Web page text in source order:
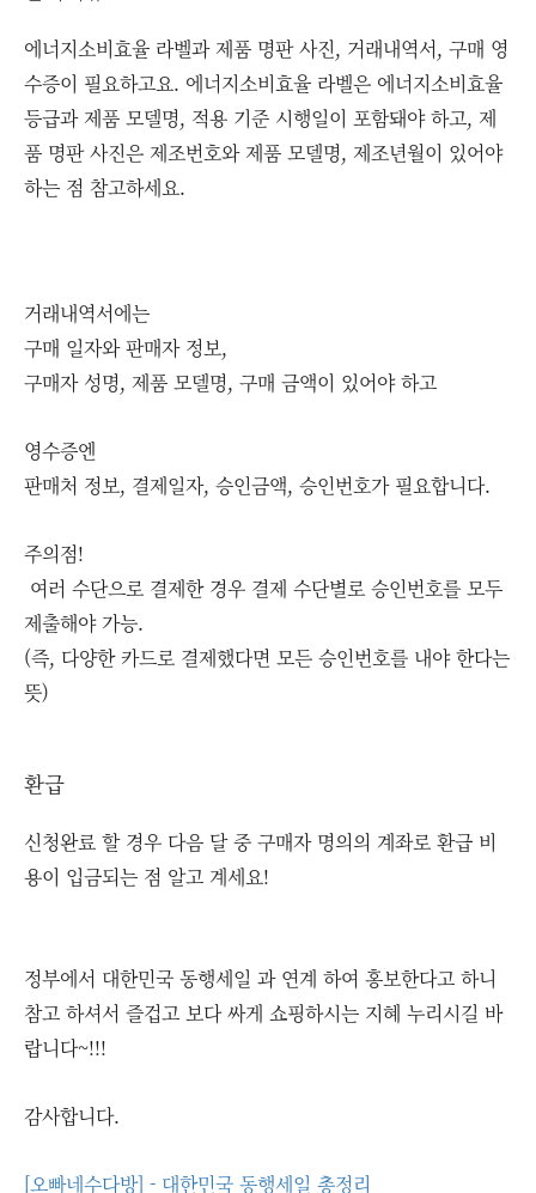
에너지소비효율 라벨과 제품 명판 사진, 거래내역서, 구매 영
수증이 필요하고요. 에너지소비효율 라벨은 에너지소비효율
등급과 제품 모델명, 적용 기준 시행일이 포함돼야 하고, 제
품 명판 사진은 제조번호와 제품 모델명, 제조년월이 있어야
하는 점 참고하세요.
거래내역서에는
구매 일자와 판매자 정보,
구매자 성명, 제품 모델명, 구매 금액이 있어야 하고
영수증엔
판매처 정보, 결제일자, 승인금액, 승인번호가 필요합니다.
주의점!
여러 수단으로 결제한 경우 결제 수단별로 승인번호를 모두
제출해야 가능.
(즉, 다양한 카드로 결제했다면 모든 승인번호를 내야 한다는
뜻)
환급
신청완료 할 경우 다음 달 중 구매자 명의의 계좌로 환급 비
용이 입금되는 점 알고 계세요!
정부에서 대한민국 동행세일 과 연계 하여 홍보한다고 하니
참고 하셔서 즐겁고 보다 싸게 쇼핑하시는 지혜 누리시길 바
랍니다~!!!
감사합니다.
[오빠네수다방] - 대한민국 동행세일 총정리